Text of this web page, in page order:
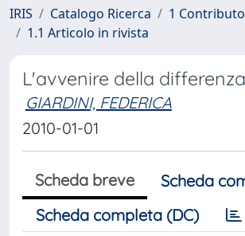
IRIS Catalogo Ricerca
1
1.1 Articolo in rivista
L'avvenire della differenza
GIARDINI, FEDERICA
2010-01-01
Scheda breve
Scheda
Scheda completa (DC)